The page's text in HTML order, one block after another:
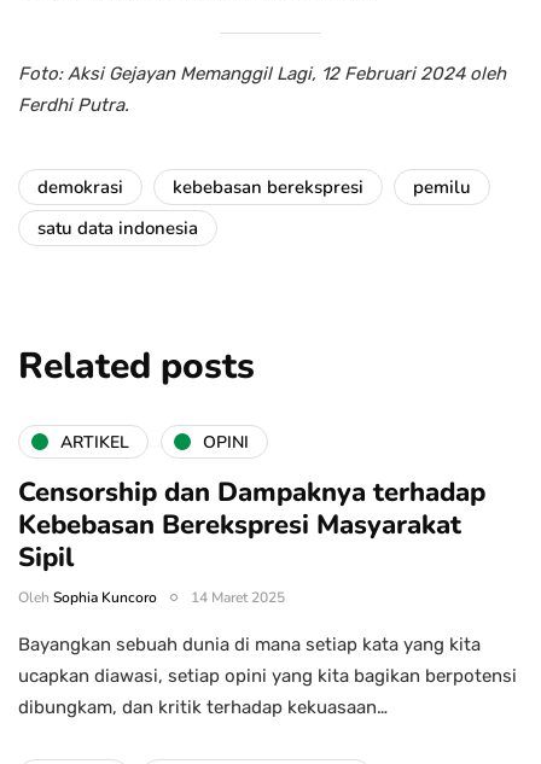
Foto: Aksi Gejayan Memanggil Lagi, 12 Februari 2024 oleh
Ferdhi Putra.
demokrasi kebebasan berekspresi
pemilu
satu data indonesia
Related posts
ARTIKEL OPINI
Censorship dan Dampaknya terhadap
Kebebasan Berekspresi Masyarakat
Sipil
Oleh Sophia Kuncoro 14 Maret 2025
Bayangkan sebuah dunia di mana setiap kata yang kita
ucapkan diawasi, setiap opini yang kita bagikan berpotensi
dibungkam, dan kritik terhadap kekuasaan…